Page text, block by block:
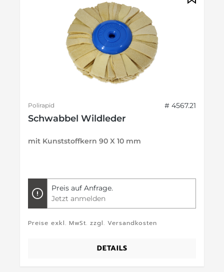
Polirapid # 4567.21
Schwabbel Wildleder
mit Kunststoffkern 90 X 10 mm
Preis auf Anfrage.
Jetzt anmelden
Preise exkl. MwSt. zzgl. Versandkosten
DETAILS